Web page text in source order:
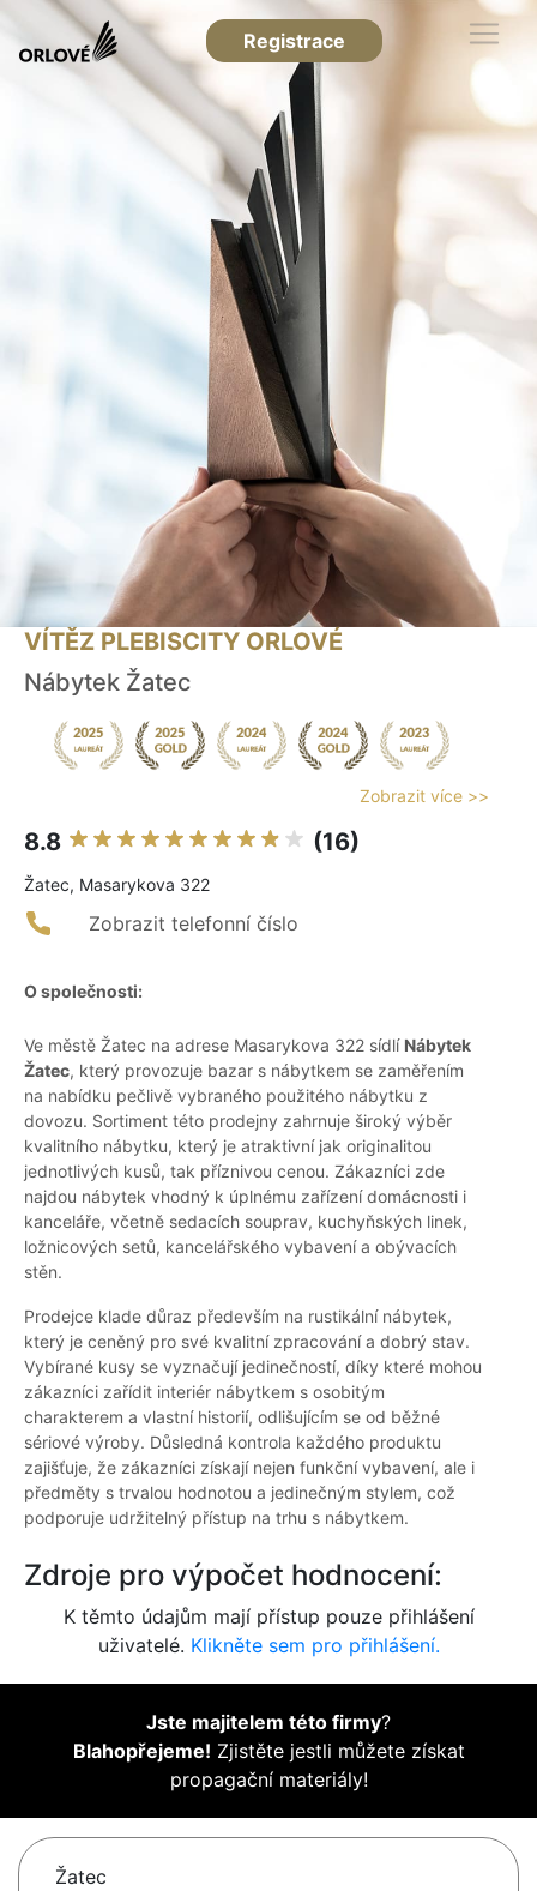
Registrace
VÍTĚZ PLEBISCITY ORLOVÉ
Nábytek Žatec
Zobrazit více >>
8.8 (16)
Žatec, Masarykova 322
Zobrazit telefonní číslo
O společnosti:
Ve městě Žatec na adrese Masarykova 322 sídlí Nábytek
Žatec, který provozuje bazar s nábytkem se zaměřením
na nabídku pečlivě vybraného použitého nábytku z
dovozu. Sortiment této prodejny zahrnuje široký výběr
kvalitního nábytku, který je atraktivní jak originalitou
jednotlivých kusů, tak příznivou cenou. Zákazníci zde
najdou nábytek vhodný k úplnému zařízení domácnosti i
kanceláře, včetně sedacích souprav, kuchyňských linek,
ložnicových setů, kancelářského vybavení a obývacích
stěn.
Prodejce klade důraz především na rustikální nábytek,
který je ceněný pro své kvalitní zpracování a dobrý stav.
Vybírané kusy se vyznačují jedinečností, díky které mohou
zákazníci zařídit interiér nábytkem s osobitým
charakterem a vlastní historií, odlišujícím se od běžné
sériové výroby. Důsledná kontrola každého produktu
zajišťuje, že zákazníci získají nejen funkční vybavení, ale i
předměty s trvalou hodnotou a jedinečným stylem, což
podporuje udržitelný přístup na trhu s nábytkem.
Zdroje pro výpočet hodnocení:
K těmto údajům mají přístup pouze přihlášení
uživatelé. Klikněte sem pro přihlášení.
Jste majitelem této firmy?
Blahopřejeme! Zjistěte jestli můžete získat
propagační materiály!
Žatec